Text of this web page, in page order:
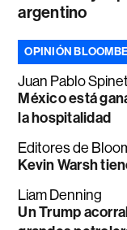
argentino
OPINIÓN
Juan Pablo
México está
la hospitalidad
Editores de
Kevin Warsh
Liam Denning
Un Trump